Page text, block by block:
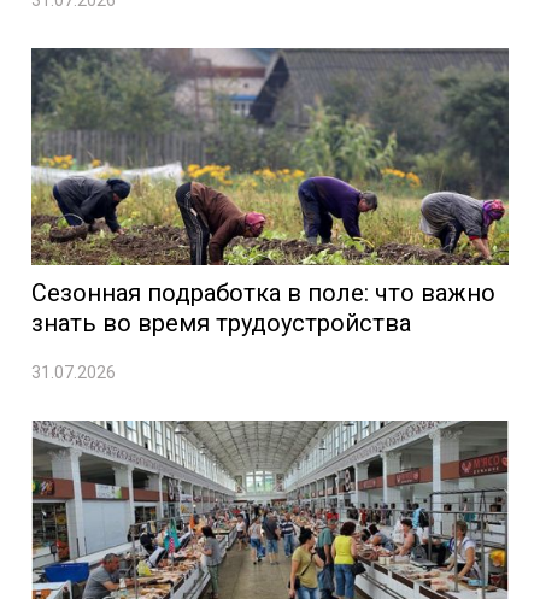
Сезонная подработка в поле: что важно
знать во время трудоустройства
31.07.2026